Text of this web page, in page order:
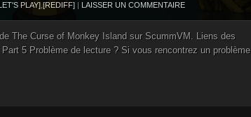
PLAY] [REDIFF] | LAISSER UN COMMENTAIRE
The Curse of Monkey Island sur ScummVM. Liens des
5 Problème de lecture ? Si vous rencontrez un problème